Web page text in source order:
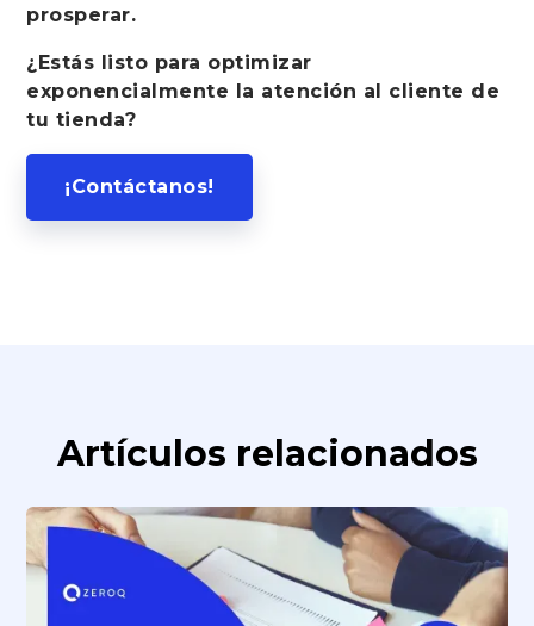
prosperar.
¿Estás listo para optimizar
exponencialmente la atención al cliente de
tu tienda?
¡Contáctanos!
Artículos relacionados